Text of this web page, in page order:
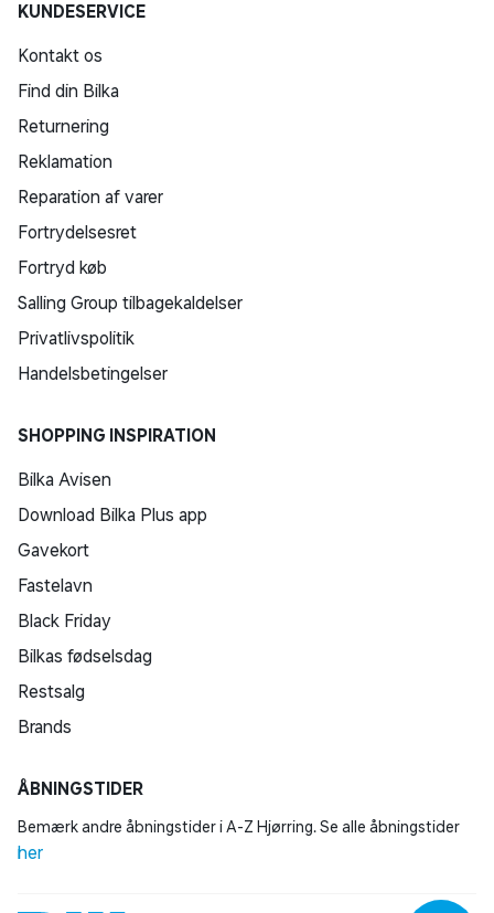
KUNDESERVICE
Kontakt os
Find din Bilka
Returnering
Reklamation
Reparation af varer
Fortrydelsesret
Fortryd køb
Salling Group tilbagekaldelser
Privatlivspolitik
Handelsbetingelser
SHOPPING INSPIRATION
Bilka Avisen
Download Bilka Plus app
Gavekort
Fastelavn
Black Friday
Bilkas fødselsdag
Restsalg
Brands
ÅBNINGSTIDER
Bemærk andre åbningstider i A-Z Hjørring. Se alle åbningstider
her